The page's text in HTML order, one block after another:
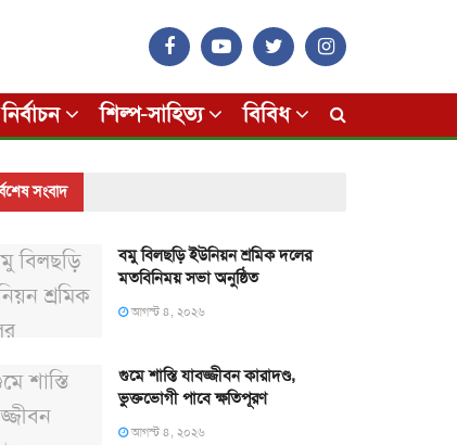
নির্বাচন শিল্প-সাহিত্য বিবিধ
সংবাদ
বমু বিলছড়ি ইউনিয়ন শ্রমিক দলের
মতবিনিময় সভা অনুষ্ঠিত
আগস্ট ৪, ২০২৬
গুমে শাস্তি যাবজ্জীবন কারাদণ্ড,
ভুক্তভোগী পাবে ক্ষতিপূরণ
আগস্ট ৪, ২০২৬